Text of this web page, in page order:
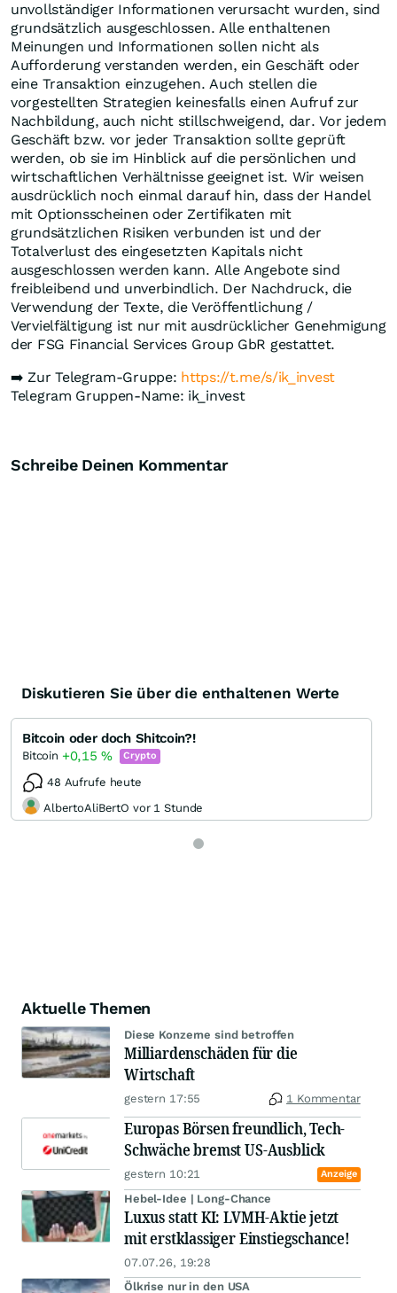
unvollständiger Informationen verursacht wurden, sind
grundsätzlich ausgeschlossen. Alle enthaltenen
Meinungen und Informationen sollen nicht als
Aufforderung verstanden werden, ein Geschäft oder
eine Transaktion einzugehen. Auch stellen die
vorgestellten Strategien keinesfalls einen Aufruf zur
Nachbildung, auch nicht stillschweigend, dar. Vor jedem
Geschäft bzw. vor jeder Transaktion sollte geprüft
werden, ob sie im Hinblick auf die persönlichen und
wirtschaftlichen Verhältnisse geeignet ist. Wir weisen
ausdrücklich noch einmal darauf hin, dass der Handel
mit Optionsscheinen oder Zertifikaten mit
grundsätzlichen Risiken verbunden ist und der
Totalverlust des eingesetzten Kapitals nicht
ausgeschlossen werden kann. Alle Angebote sind
freibleibend und unverbindlich. Der Nachdruck, die
Verwendung der Texte, die Veröffentlichung /
Vervielfältigung ist nur mit ausdrücklicher Genehmigung
der FSG Financial Services Group GbR gestattet.
➡️ Zur Telegram-Gruppe: https://t.me/s/ik_invest
Telegram Gruppen-Name: ik_invest
Schreibe Deinen Kommentar
Diskutieren Sie über die enthaltenen Werte
Bitcoin oder doch Shitcoin?!
Bitcoin +0,15% Crypto
48 Aufrufe heute
AlbertoAliBertO vor 1 Stunde
Aktuelle Themen
Diese Konzerne sind betroffen
Milliardenschäden für die
Wirtschaft
gestern 17:55 1 Kommentar
Europas Börsen freundlich, Tech-
Schwäche bremst US-Ausblick
gestern 10:21 Anzeige
Hebel-Idee | Long-Chance
Luxus statt KI: LVMH-Aktie jetzt
mit erstklassiger Einstiegschance!
07.07.26, 19:28
Ölkrise nur in den USA